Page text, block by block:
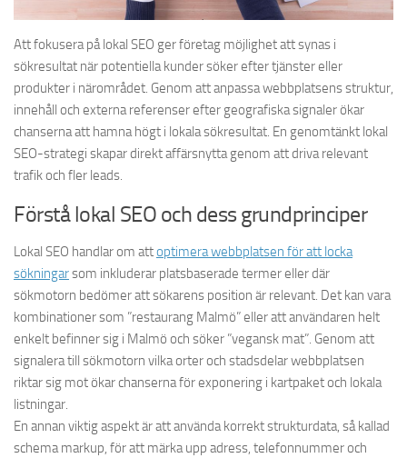
Att fokusera på lokal SEO ger företag möjlighet att synas i
sökresultat när potentiella kunder söker efter tjänster eller
produkter i närområdet. Genom att anpassa webbplatsens struktur,
innehåll och externa referenser efter geografiska signaler ökar
chanserna att hamna högt i lokala sökresultat. En genomtänkt lokal
SEO-strategi skapar direkt affärsnytta genom att driva relevant
trafik och fler leads.
Förstå lokal SEO och dess grundprinciper
Lokal SEO handlar om attoptimera webbplatsen för att locka
sökningarsom inkluderar platsbaserade termer eller där
sökmotorn bedömer att sökarens position är relevant. Det kan vara
kombinationer som ”restaurang Malmö” eller att användaren helt
enkelt befinner sig i Malmö och söker ”vegansk mat”. Genom att
signalera till sökmotorn vilka orter och stadsdelar webbplatsen
riktar sig mot ökar chanserna för exponering i kartpaket och lokala
listningar.
En annan viktig aspekt är att använda korrekt strukturdata, så kallad
schema markup, för att märka upp adress, telefonnummer och